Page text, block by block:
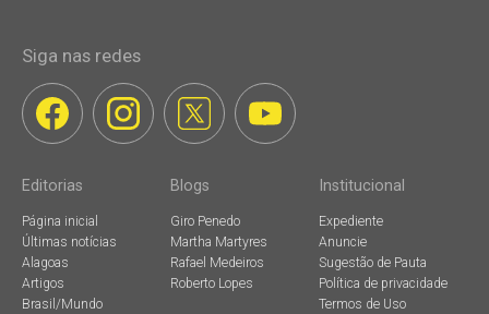
Siga nas redes
Editorias
Página inicial
Últimas notícias
Alagoas
Artigos
Brasil/Mundo
Blogs
Giro Penedo
Martha Martyres
Rafael Medeiros
Roberto Lopes
Institucional
Expediente
Anuncie
Sugestão de Pauta
Política de privacidade
Termos de Uso